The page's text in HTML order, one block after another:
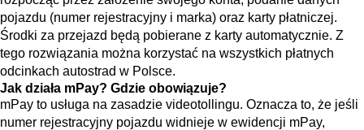
pojazdu (numer rejestracyjny i marka) oraz karty płatniczej.
Środki za przejazd będą pobierane z karty automatycznie. Z
tego rozwiązania można korzystać na wszystkich płatnych
odcinkach autostrad w Polsce.
Jak działa mPay? Gdzie obowiązuje?
mPay to usługa na zasadzie videotollingu. Oznacza to, że jeśli
numer rejestracyjny pojazdu widnieje w ewidencji mPay,